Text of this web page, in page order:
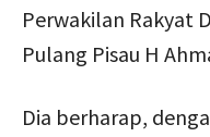
Perwakilan Rakyat
Pulang Pisau H
Dia berharap,